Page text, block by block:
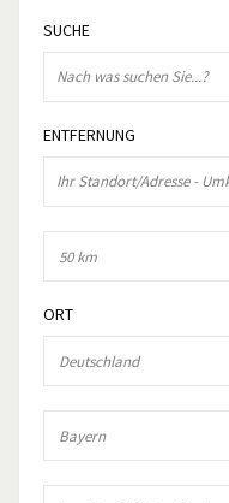
SUCHE
ENTFERNUNG
ORT